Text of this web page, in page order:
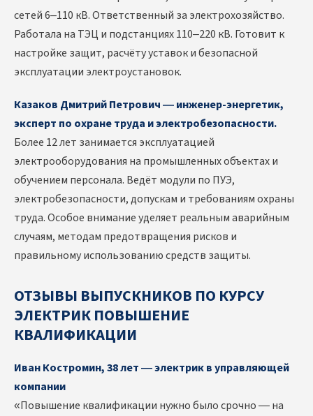
сетей 6–110 кВ. Ответственный за электрохозяйство.
Работала на ТЭЦ и подстанциях 110–220 кВ. Готовит к
настройке защит, расчёту уставок и безопасной
эксплуатации электроустановок.
Казаков Дмитрий Петрович — инженер-энергетик,
эксперт по охране труда и электробезопасности.
Более 12 лет занимается эксплуатацией
электрооборудования на промышленных объектах и
обучением персонала. Ведёт модули по ПУЭ,
электробезопасности, допускам и требованиям охраны
труда. Особое внимание уделяет реальным аварийным
случаям, методам предотвращения рисков и
правильному использованию средств защиты.
ОТЗЫВЫ ВЫПУСКНИКОВ ПО КУРСУ
ЭЛЕКТРИК ПОВЫШЕНИЕ
КВАЛИФИКАЦИИ
Иван Костромин, 38 лет — электрик в управляющей
компании
«Повышение квалификации нужно было срочно — на